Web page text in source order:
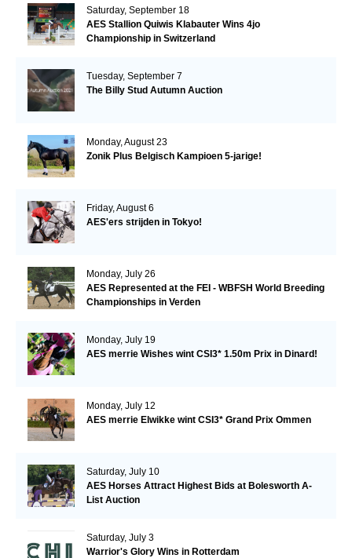
Saturday, September 18
AES Stallion Quiwis Klabauter Wins 4jo
Championship in Switzerland
Tuesday, September 7
The Billy Stud Autumn Auction
Monday, August 23
Zonik Plus Belgisch Kampioen 5-jarige!
Friday, August 6
AES'ers strijden in Tokyo!
Monday, July 26
AES Represented at the FEI - WBFSH World Breeding
Championships in Verden
Monday, July 19
AES merrie Wishes wint CSI3* 1.50m Prix in Dinard!
Monday, July 12
AES merrie Elwikke wint CSI3* Grand Prix Ommen
Saturday, July 10
AES Horses Attract Highest Bids at Bolesworth A-
List Auction
Saturday, July 3
Warrior's Glory Wins in Rotterdam